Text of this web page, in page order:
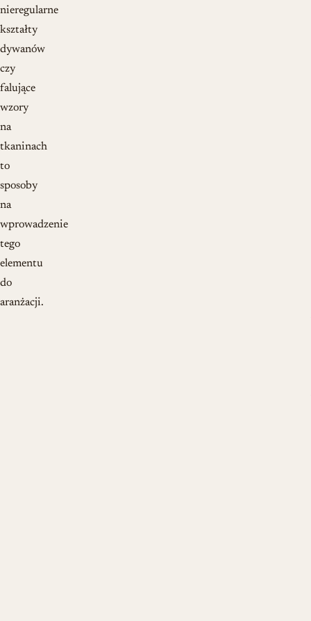
nieregularne
kształty
dywanów
czy
falujące
wzory
na
tkaninach
to
sposoby
na
wprowadzenie
tego
elementu
do
aranżacji.